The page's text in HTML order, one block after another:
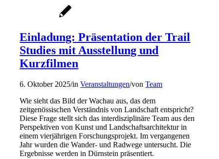
Einladung: Präsentation der Trail
Studies mit Ausstellung und
Kurzfilmen
6. Oktober 2025/inVeranstaltungen/vonTeam
Wie sieht das Bild der Wachau aus, das dem
zeitgenössischen Verständnis von Landschaft entspricht?
Diese Frage stellt sich das interdisziplinäre Team aus den
Perspektiven von Kunst und Landschaftsarchitektur in
einem vierjährigen Forschungsprojekt. Im vergangenen
Jahr wurden die Wander- und Radwege untersucht. Die
Ergebnisse werden in Dürnstein präsentiert.